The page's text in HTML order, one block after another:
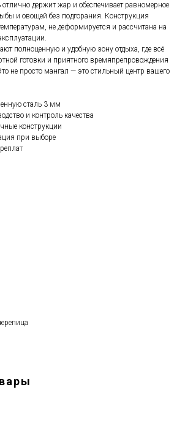
отлично держит жар и обеспечивает равномерное
и овощей без подгорания. Конструкция
не деформируется и рассчитана на
полноценную и удобную зону отдыха, где всё
готовки и приятного времяпрепровождения
не просто мангал — это стильный центр вашего
сталь 3 мм
и контроль качества
конструкции
при выборе